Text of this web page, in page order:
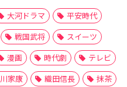
大河ドラマ
平安時代
戦国武将
スイーツ
漫画 時代劇
テレビ
家康 織田信長
抹茶